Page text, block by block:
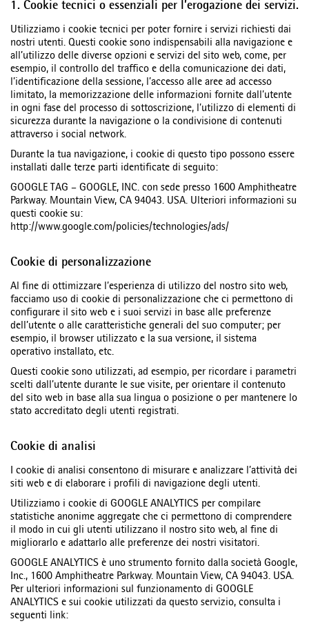
1. Cookie tecnici o essenziali per l’erogazione dei servizi.
Utilizziamo i cookie tecnici per poter fornire i servizi richiesti dai
nostri utenti. Questi cookie sono indispensabili alla navigazione e
all’utilizzo delle diverse opzioni e servizi del sito web, come, per
esempio, il controllo del traffico e della comunicazione dei dati,
l’identificazione della sessione, l’accesso alle aree ad accesso
limitato, la memorizzazione delle informazioni fornite dall’utente
in ogni fase del processo di sottoscrizione, l’utilizzo di elementi di
sicurezza durante la navigazione o la condivisione di contenuti
attraverso i social network.
Durante la tua navigazione, i cookie di questo tipo possono essere
installati dalle terze parti identificate di seguito:
GOOGLE TAG – GOOGLE, INC. con sede presso 1600 Amphitheatre
Parkway. Mountain View, CA 94043. USA. Ulteriori informazioni su
questi cookie su:
http://www.google.com/policies/technologies/ads/
Cookie di personalizzazione
Al fine di ottimizzare l’esperienza di utilizzo del nostro sito web,
facciamo uso di cookie di personalizzazione che ci permettono di
configurare il sito web e i suoi servizi in base alle preferenze
dell’utente o alle caratteristiche generali del suo computer; per
esempio, il browser utilizzato e la sua versione, il sistema
operativo installato, etc.
Questi cookie sono utilizzati, ad esempio, per ricordare i parametri
scelti dall’utente durante le sue visite, per orientare il contenuto
del sito web in base alla sua lingua o posizione o per mantenere lo
stato accreditato degli utenti registrati.
Cookie di analisi
I cookie di analisi consentono di misurare e analizzare l’attività dei
siti web e di elaborare i profili di navigazione degli utenti.
Utilizziamo i cookie di GOOGLE ANALYTICS per compilare
statistiche anonime aggregate che ci permettono di comprendere
il modo in cui gli utenti utilizzano il nostro sito web, al fine di
migliorarlo e adattarlo alle preferenze dei nostri visitatori.
GOOGLE ANALYTICS è uno strumento fornito dalla società Google,
Inc., 1600 Amphitheatre Parkway. Mountain View, CA 94043. USA.
Per ulteriori informazioni sul funzionamento di GOOGLE
ANALYTICS e sui cookie utilizzati da questo servizio, consulta i
seguenti link: